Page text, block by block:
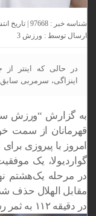
شناسه خبر : 97668 | تاریخ انتشار : 01 جولای 2025 - 16:21 | 86 بازدید | تعداد دیدگاه :
ارسال توسط :ورزش 3
در حالی که اینتر از
اینزاگی، سرمربی سابق
به گزارش “ورزش
قهرمانان از سمت خود
امروز با پیروزی
گواردیولا، یک
مقابل الهلال حذف شد.
در دقیقه ۱۱۲ به ثمر رساند، تعیین‌کننده بود.